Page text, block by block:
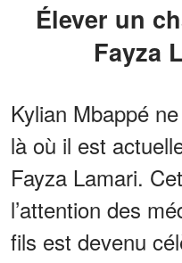
Élever un champion a rendu
Fayza
Kylian Mbappé
là où il est
Fayza Lamari.
l’attention des
fils est devenu